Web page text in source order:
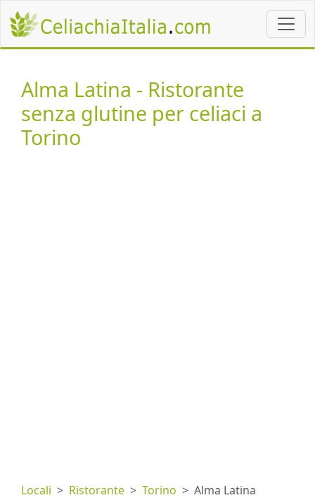
Alma Latina - Ristorante
senza glutine per celiaci a
Torino
Locali Ristorante Torino
Alma Latina